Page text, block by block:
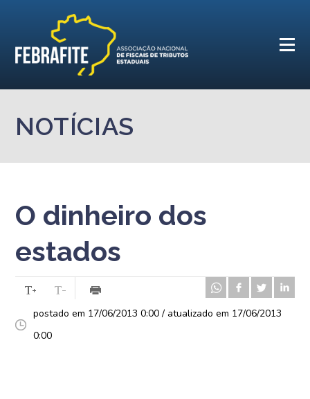
NOTÍCIAS
O dinheiro dos
estados
postado em 17/06/2013 0:00 / atualizado em 17/06/2013
0:00